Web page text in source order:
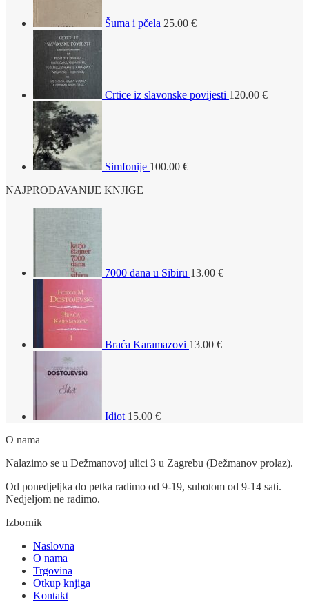
Šuma i pčela 25.00 €
Crtice iz slavonske povijesti 120.00 €
Simfonije 100.00 €
NAJPRODAVANIJE KNJIGE
7000 dana u Sibiru 13.00 €
Braća Karamazovi 13.00 €
Idiot 15.00 €
O nama
Nalazimo se u Dežmanovoj ulici 3 u Zagrebu (Dežmanov prolaz).
Od ponedjeljka do petka radimo od 9-19, subotom od 9-14 sati.
Nedjeljom ne radimo.
Izbornik
Naslovna
O nama
Trgovina
Otkup knjiga
Kontakt